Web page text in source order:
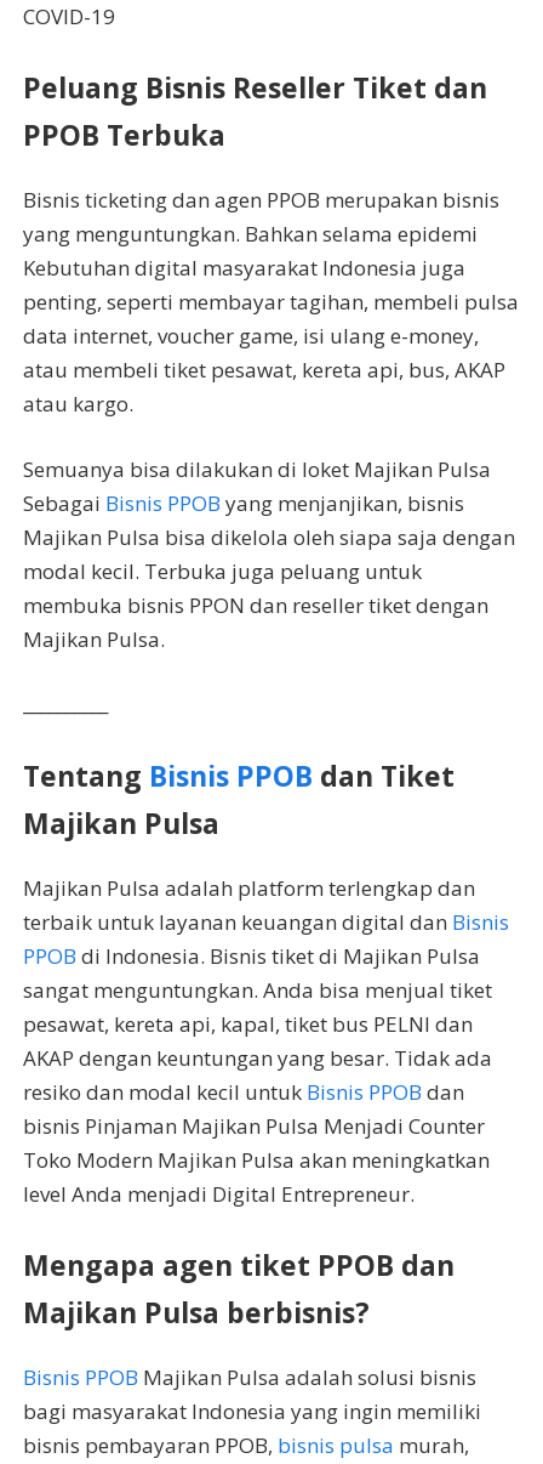
COVID-19
Peluang Bisnis Reseller Tiket dan
PPOB Terbuka
Bisnis ticketing dan agen PPOB merupakan bisnis
yang menguntungkan. Bahkan selama epidemi
Kebutuhan digital masyarakat Indonesia juga
penting, seperti membayar tagihan, membeli pulsa
data internet, voucher game, isi ulang e-money,
atau membeli tiket pesawat, kereta api, bus, AKAP
atau kargo.
Semuanya bisa dilakukan di loket Majikan Pulsa
Sebagai Bisnis PPOB yang menjanjikan, bisnis
Majikan Pulsa bisa dikelola oleh siapa saja dengan
modal kecil. Terbuka juga peluang untuk
membuka bisnis PPON dan reseller tiket dengan
Majikan Pulsa.
Tentang Bisnis PPOB dan Tiket
Majikan Pulsa
Majikan Pulsa adalah platform terlengkap dan
terbaik untuk layanan keuangan digital dan Bisnis
PPOB di Indonesia. Bisnis tiket di Majikan Pulsa
sangat menguntungkan. Anda bisa menjual tiket
pesawat, kereta api, kapal, tiket bus PELNI dan
AKAP dengan keuntungan yang besar. Tidak ada
resiko dan modal kecil untuk Bisnis PPOB dan
bisnis Pinjaman Majikan Pulsa Menjadi Counter
Toko Modern Majikan Pulsa akan meningkatkan
level Anda menjadi Digital Entrepreneur.
Mengapa agen tiket PPOB dan
Majikan Pulsa berbisnis?
Bisnis PPOB Majikan Pulsa adalah solusi bisnis
bagi masyarakat Indonesia yang ingin memiliki
bisnis pembayaran PPOB, bisnis pulsa murah,